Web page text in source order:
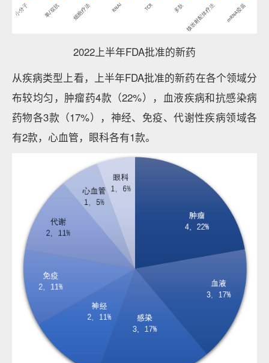
2022上半年FDA批准的新药
从疾病类型上看，上半年FDA批准的新药在各个领域分
布较均匀，肿瘤药4款（22%），血液疾病和抗感染病
药物各3款（17%），神经、免疫、代谢性疾病领域各
有2款，心血管，眼科各有1款。